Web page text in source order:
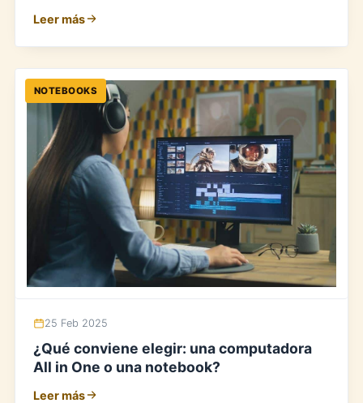
Leer más
NOTEBOOKS
25 Feb 2025
¿Qué conviene elegir: una computadora
All in One o una notebook?
Leer más